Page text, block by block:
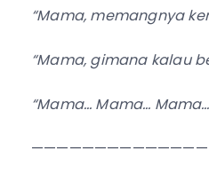
“Mama, memangnya
“Mama, gimana kalau
“Mama… Mama…